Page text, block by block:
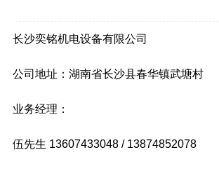
长沙奕铭机电设备有限公司
公司地址：湖南省长沙县春华镇武塘村
业务经理：
伍先生 13607433048 / 13874852078